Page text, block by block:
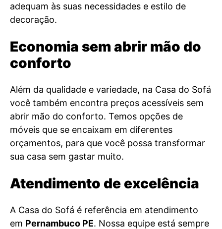
adequam às suas necessidades e estilo de
decoração.
Economia sem abrir mão do
conforto
Além da qualidade e variedade, na Casa do Sofá
você também encontra preços acessíveis sem
abrir mão do conforto. Temos opções de
móveis que se encaixam em diferentes
orçamentos, para que você possa transformar
sua casa sem gastar muito.
Atendimento de excelência
A Casa do Sofá é referência em atendimento
em Pernambuco PE. Nossa equipe está sempre